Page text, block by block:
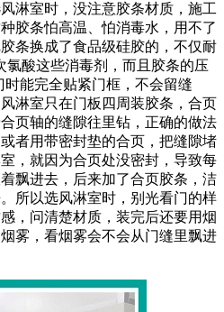
淋室时，没注意胶条材质，施工
胶条怕高温、怕消毒水，用不了
条换成了食品级硅胶的，不仅耐
酸这些消毒剂，而且胶条的压
能完全贴紧门框，不会留缝
淋室只在门板四周装胶条，合页
页轴的缝隙往里钻，正确的做法
者用带密封垫的合页，把缝隙堵
，就因为合页处没密封，导致每
飘进去，后来加了合页胶条，洁
所以选风淋室时，别光看门的样
，问清楚材质，装完后还要用烟
雾，看烟雾会不会从门缝里飘进